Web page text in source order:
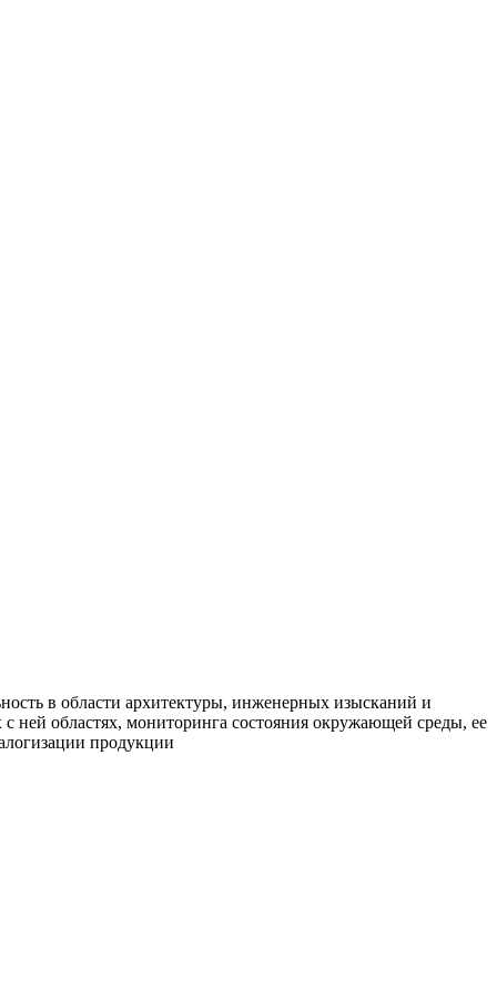
в области архитектуры, инженерных изысканий и
ней областях, мониторинга состояния окружающей среды, ее
продукции